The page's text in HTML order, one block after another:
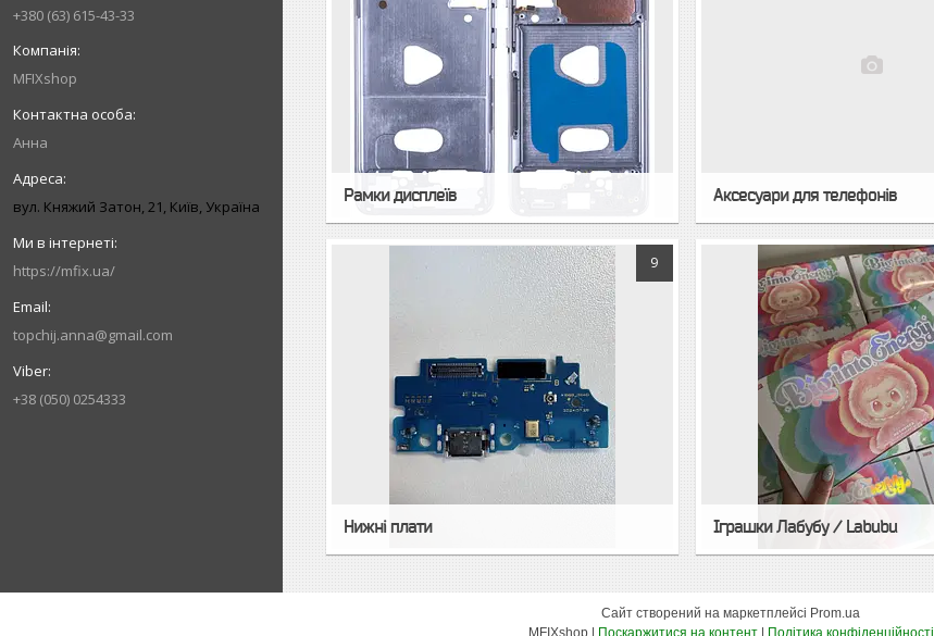
+380 (63) 615-43-33
MFIXshop
Анна
вул. Княжий Затон, 21, Київ, Україна
https://mfix.ua/
topchij.anna@gmail.com
+38 (050) 0254333
Рамки дисплеїв Аксесуари для телефонів
9
Нижні плати Іграшки Лабубу / Labubu
Сайт створений на маркетплейсі Prom.ua
Поскаржитися на контент Політика конфіденційності